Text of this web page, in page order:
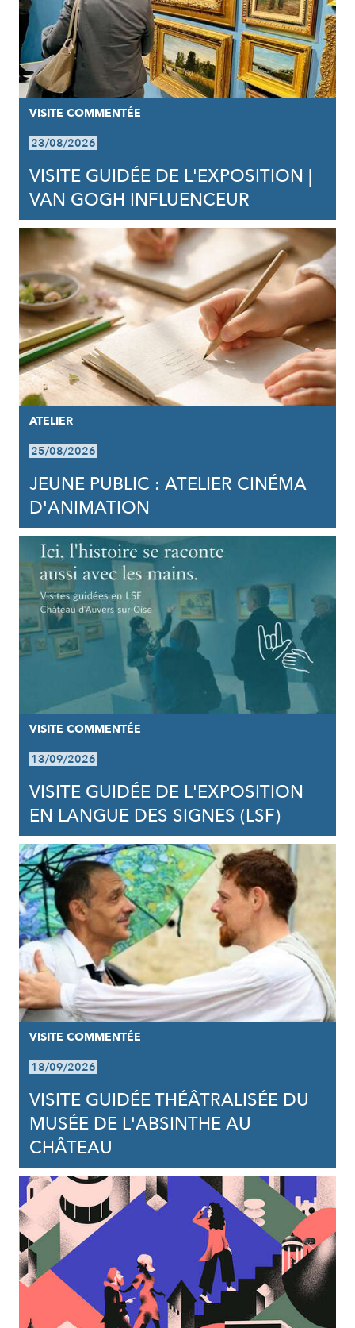
VISITE COMMENTÉE
23/08/2026
VISITE GUIDÉE DE L'EXPOSITION |
VAN GOGH INFLUENCEUR
ATELIER
25/08/2026
JEUNE PUBLIC : ATELIER CINÉMA
D'ANIMATION
VISITE COMMENTÉE
13/09/2026
VISITE GUIDÉE DE L'EXPOSITION
EN LANGUE DES SIGNES (LSF)
VISITE COMMENTÉE
18/09/2026
VISITE GUIDÉE THÉÂTRALISÉE DU
MUSÉE DE L'ABSINTHE AU
CHÂTEAU